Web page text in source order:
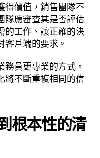
得價值，銷售團隊不
隊應審查其是否評估
的工作、讓正確的決
客戶端的要求。
員更專業的方式。
將不斷重複相同的信
根本性的清